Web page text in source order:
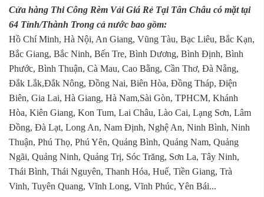
Cửa hàng Thi Công Rèm Vải Giá Rẻ Tại Tân Châu có mặt tại
64 Tỉnh/Thành Trong cả nước bao gồm:
Hồ Chí Minh, Hà Nội, An Giang, Vũng Tàu, Bạc Liêu, Bắc Kạn,
Bắc Giang, Bắc Ninh, Bến Tre, Bình Dương, Bình Định, Bình
Phước, Bình Thuận, Cà Mau, Cao Bằng, Cần Thơ, Đà Nẵng,
Đắk Lắk,Đắk Nông, Đồng Nai, Biên Hòa, Đồng Tháp, Điện
Biên, Gia Lai, Hà Giang, Hà Nam,Sài Gòn, TPHCM, Khánh
Hòa, Kiên Giang, Kon Tum, Lai Châu, Lào Cai, Lạng Sơn, Lâm
Đồng, Đà Lạt, Long An, Nam Định, Nghệ An, Ninh Bình, Ninh
Thuận, Phú Thọ, Phú Yên, Quảng Bình, Quảng Nam, Quảng
Ngãi, Quảng Ninh, Quảng Trị, Sóc Trăng, Sơn La, Tây Ninh,
Thái Bình, Thái Nguyên, Thanh Hóa, Huế, Tiền Giang, Trà
Vinh, Tuyên Quang, Vĩnh Long, Vĩnh Phúc, Yên Bái...